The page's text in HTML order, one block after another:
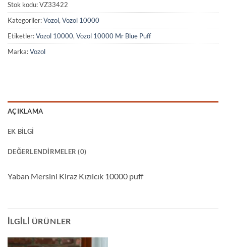
Stok kodu:VZ33422
Kategoriler:Vozol,Vozol 10000
Etiketler:Vozol 10000,Vozol 10000 Mr Blue Puff
Marka:Vozol
AÇIKLAMA
EK BILGI
DEĞERLENDIRMELER (0)
Yaban Mersini Kiraz Kızılcık 10000 puff
İLGILI ÜRÜNLER